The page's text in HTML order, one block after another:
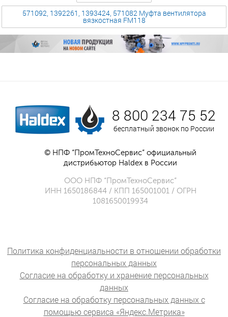
571092, 1392261, 1393424, 571082 Муфта вентилятора
вязкостная FM118
8 800 234 75 52
бесплатный звонок по России
© НПФ “ПромТехноСервис” официальный
дистрибьютор Haldex в России
ООО НПФ “ПромТехноСервис”
ИНН 1650186844 / КПП 165001001 / ОГРН
1081650019934
Политика конфиденциальности в отношении обработки
персональных данных
Согласие на обработку и хранение персональных
данных
Согласие на обработку персональных данных с
помощью сервиса «Яндекс.Метрика»